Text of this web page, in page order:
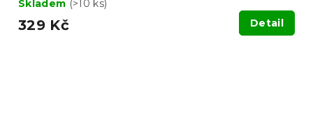
Skladem (>10 ks)
329 Kč Detail